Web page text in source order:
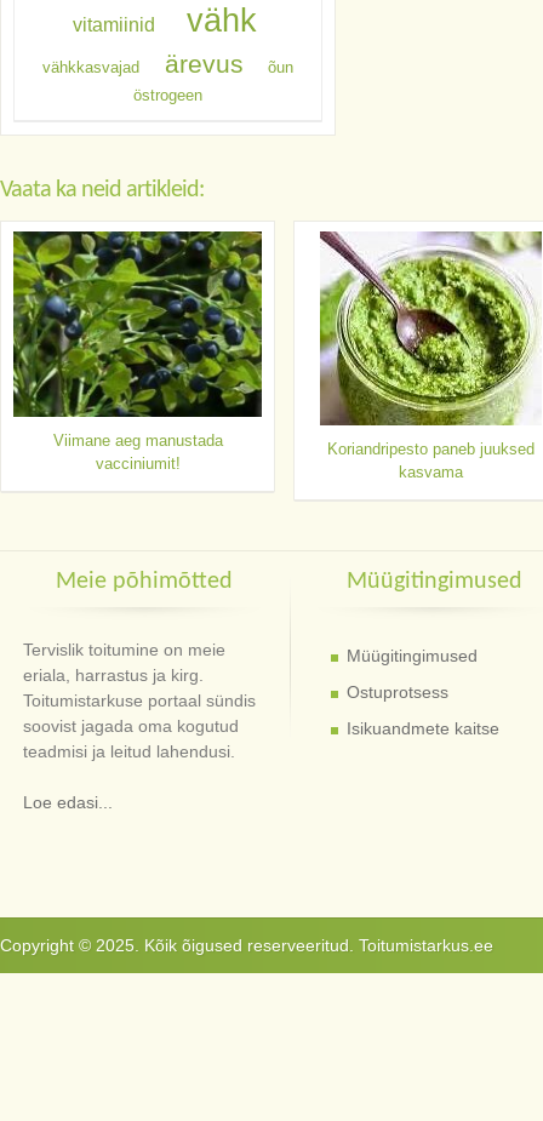
vitamiinid vähk
vähkkasvajad ärevus
õun
östrogeen
Vaata ka neid artikleid:
Viimane aeg manustada
vacciniumit!
Koriandripesto paneb juuksed
kasvama
Meie põhimõtted
Tervislik toitumine on meie
eriala, harrastus ja kirg.
Toitumistarkuse portaal sündis
soovist jagada oma kogutud
teadmisi ja leitud lahendusi.
Loe edasi...
Müügitingimused
Müügitingimused
Ostuprotsess
Isikuandmete kaitse
Copyright © 2025. Kõik õigused reserveeritud. Toitumistarkus.ee